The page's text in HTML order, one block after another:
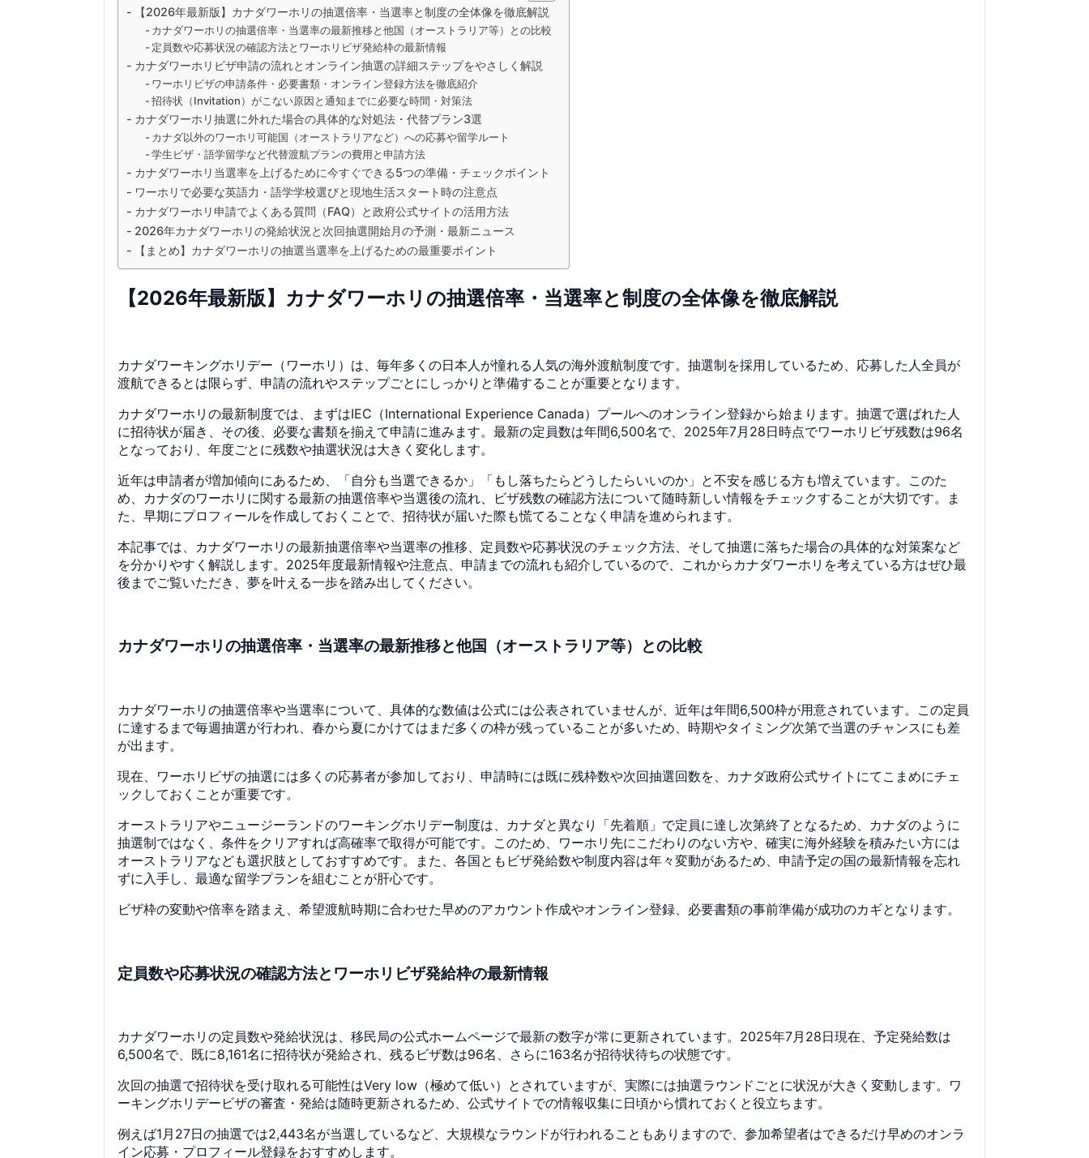
【2026年最新版】カナダワーホリの抽選倍率・当選率と制度の全体像を徹底解説
カナダワーホリの抽選倍率・当選率の最新推移と他国（オーストラリア等）との比較
定員数や応募状況の確認方法とワーホリビザ発給枠の最新情報
カナダワーホリビザ申請の流れとオンライン抽選の詳細ステップをやさしく解説
ワーホリビザの申請条件・必要書類・オンライン登録方法を徹底紹介
招待状（Invitation）がこない原因と通知までに必要な時間・対策法
カナダワーホリ抽選に外れた場合の具体的な対処法・代替プラン3選
カナダ以外のワーホリ可能国（オーストラリアなど）への応募や留学ルート
学生ビザ・語学留学など代替渡航プランの費用と申請方法
カナダワーホリ当選率を上げるために今すぐできる5つの準備・チェックポイント
ワーホリで必要な英語力・語学学校選びと現地生活スタート時の注意点
カナダワーホリ申請でよくある質問（FAQ）と政府公式サイトの活用方法
2026年カナダワーホリの発給状況と次回抽選開始月の予測・最新ニュース
【まとめ】カナダワーホリの抽選当選率を上げるための最重要ポイント
【2026年最新版】カナダワーホリの抽選倍率・当選率と制度の全体像を徹底解説
カナダワーキングホリデー（ワーホリ）は、毎年多くの日本人が憧れる人気の海外渡航制度です。抽選制を採用しているため、応募した人全員が
渡航できるとは限らず、申請の流れやステップごとにしっかりと準備することが重要となります。
カナダワーホリの最新制度では、まずはIEC（International Experience Canada）プールへのオンライン登録から始まります。抽選で選ばれた人
に招待状が届き、その後、必要な書類を揃えて申請に進みます。最新の定員数は年間6,500名で、2025年7月28日時点でワーホリビザ残数は96名
となっており、年度ごとに残数や抽選状況は大きく変化します。
近年は申請者が増加傾向にあるため、「自分も当選できるか」「もし落ちたらどうしたらいいのか」と不安を感じる方も増えています。このた
め、カナダのワーホリに関する最新の抽選倍率や当選後の流れ、ビザ残数の確認方法について随時新しい情報をチェックすることが大切です。ま
た、早期にプロフィールを作成しておくことで、招待状が届いた際も慌てることなく申請を進められます。
本記事では、カナダワーホリの最新抽選倍率や当選率の推移、定員数や応募状況のチェック方法、そして抽選に落ちた場合の具体的な対策案など
を分かりやすく解説します。2025年度最新情報や注意点、申請までの流れも紹介しているので、これからカナダワーホリを考えている方はぜひ最
後までご覧いただき、夢を叶える一歩を踏み出してください。
カナダワーホリの抽選倍率・当選率の最新推移と他国（オーストラリア等）との比較
カナダワーホリの抽選倍率や当選率について、具体的な数値は公式には公表されていませんが、近年は年間6,500枠が用意されています。この定員
に達するまで毎週抽選が行われ、春から夏にかけてはまだ多くの枠が残っていることが多いため、時期やタイミング次第で当選のチャンスにも差
が出ます。
現在、ワーホリビザの抽選には多くの応募者が参加しており、申請時には既に残枠数や次回抽選回数を、カナダ政府公式サイトにてこまめにチェ
ックしておくことが重要です。
オーストラリアやニュージーランドのワーキングホリデー制度は、カナダと異なり「先着順」で定員に達し次第終了となるため、カナダのように
抽選制ではなく、条件をクリアすれば高確率で取得が可能です。このため、ワーホリ先にこだわりのない方や、確実に海外経験を積みたい方には
オーストラリアなども選択肢としておすすめです。また、各国ともビザ発給数や制度内容は年々変動があるため、申請予定の国の最新情報を忘れ
ずに入手し、最適な留学プランを組むことが肝心です。
ビザ枠の変動や倍率を踏まえ、希望渡航時期に合わせた早めのアカウント作成やオンライン登録、必要書類の事前準備が成功のカギとなります。
定員数や応募状況の確認方法とワーホリビザ発給枠の最新情報
カナダワーホリの定員数や発給状況は、移民局の公式ホームページで最新の数字が常に更新されています。2025年7月28日現在、予定発給数は
6,500名で、既に8,161名に招待状が発給され、残るビザ数は96名、さらに163名が招待状待ちの状態です。
次回の抽選で招待状を受け取れる可能性はVery low（極めて低い）とされていますが、実際には抽選ラウンドごとに状況が大きく変動します。ワ
ーキングホリデービザの審査・発給は随時更新されるため、公式サイトでの情報収集に日頃から慣れておくと役立ちます。
例えば1月27日の抽選では2,443名が当選しているなど、大規模なラウンドが行われることもありますので、参加希望者はできるだけ早めのオンラ
イン応募・プロフィール登録をおすすめします。